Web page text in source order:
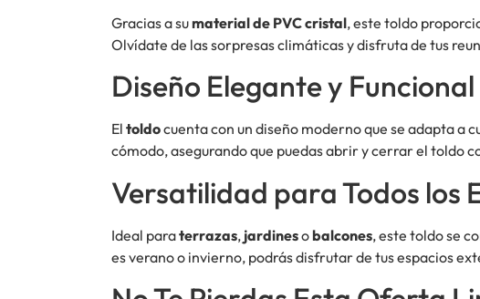
Gracias a sumaterial de PVC cristal, este toldo
Olvídate de las sorpresas climáticas y disfruta de tus
Diseño Elegante y Funcional
El toldocuenta con un diseño moderno que se adapta a
cómodo, asegurando que puedas abrir y cerrar el toldo
Versatilidad para Todos los
Ideal paraterrazas, jardinesobalcones, este toldo se
es verano o invierno, podrás disfrutar de tus espacios